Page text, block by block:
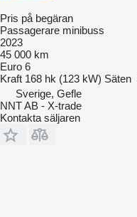
Pris på begäran
Passagerare minibuss
2023
45 000 km
Euro 6
Kraft 168 hk (123 kW) Säten
Sverige, Gefle
NNT AB - X-trade
Kontakta säljaren